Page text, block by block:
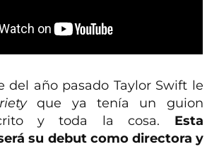
del año pasado Taylor Swift le
que ya tenía un guion
y toda la cosa. Esta
su debut como directora y